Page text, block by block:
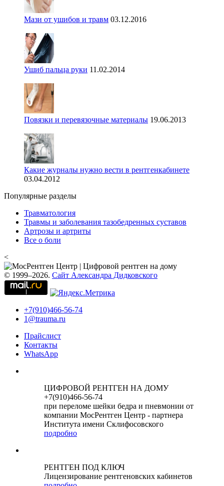
Мази от ушибов и травм 03.12.2016
Ушиб пальца руки 11.02.2014
Повязки и перевязочные материалы 19.06.2013
Какие журналы нужно вести в рентгенкабинете
03.04.2012
Популярные разделы
Травматология
Травмы и заболевания тазобедренных суставов
Артрозы и артриты
Все о боли
<
© 1999–2026. Сайт Александра Дидковского
+7(910)466-56-74
1@trauma.ru
Прайслист
Контакты
WhatsApp
ЦИФРОВОЙ РЕНТГЕН НА ДОМУ
+7(910)466-56-74
при переломе шейки бедра и пневмонии от
компании МосРентген Центр - партнера
Института имени Склифосовского
подробно
РЕНТГЕН ПОД КЛЮЧ
Лицензирование рентгеновских кабинетов